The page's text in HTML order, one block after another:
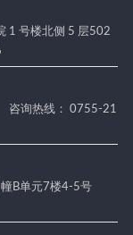
1 号楼北侧 5 层502
咨询热线： 0755-21
B单元7楼4-5号